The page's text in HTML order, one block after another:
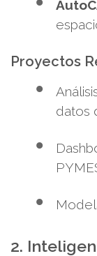
Proyectos
datos
2.